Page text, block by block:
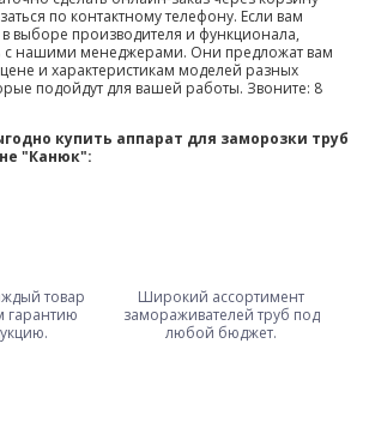
по контактному телефону. Если вам
выборе производителя и функционала,
с нашими менеджерами. Они предложат вам
и характеристикам моделей разных
подойдут для вашей работы. Звоните: 8
купить аппарат для заморозки труб
"Канюк":
товар
гарантию
Широкий ассортимент
замораживателей труб под
любой бюджет.